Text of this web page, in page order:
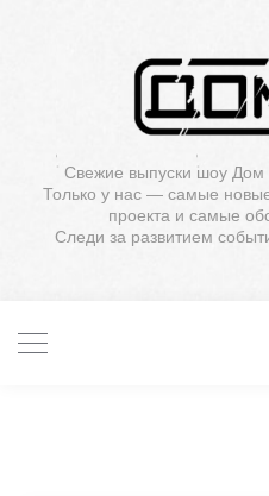
Свежие выпуски шоу
Только у нас — самые
проекта и самые
Следи за развитием